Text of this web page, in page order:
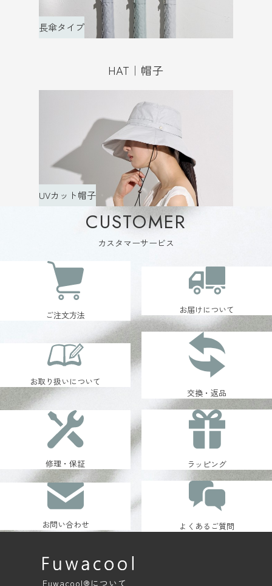
長傘タイプ
HAT｜帽子
UVカット帽子
CUSTOMER
カスタマーサービス
ご注文方法 お届けについて
お取り扱いについて
交換・返品
修理・保証 ラッピング
お問い合わせ よくあるご質問
Fuwacool®について